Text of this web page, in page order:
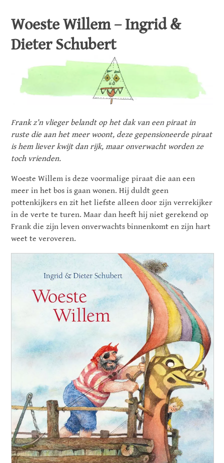
Woeste Willem – Ingrid &
Dieter Schubert
Frank z’n vlieger belandt op het dak van een piraat in
ruste die aan het meer woont, deze gepensioneerde piraat
is hem liever kwijt dan rijk, maar onverwacht worden ze
toch vrienden.
Woeste Willem is deze voormalige piraat die aan een
meer in het bos is gaan wonen. Hij duldt geen
pottenkijkers en zit het liefste alleen door zijn verrekijker
in de verte te turen. Maar dan heeft hij niet gerekend op
Frank die zijn leven onverwachts binnenkomt en zijn hart
weet te veroveren.